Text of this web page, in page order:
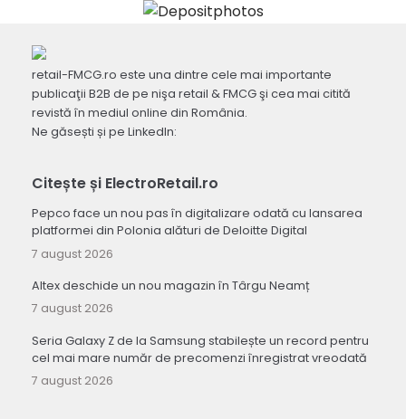
retail-FMCG.ro este una dintre cele mai importante
publicaţii B2B de pe nişa retail & FMCG şi cea mai citită
revistă în mediul online din România.
Ne găsești și pe LinkedIn:
Citește și ElectroRetail.ro
Pepco face un nou pas în digitalizare odată cu lansarea
platformei din Polonia alături de Deloitte Digital
7 august 2026
Altex deschide un nou magazin în Târgu Neamț
7 august 2026
Seria Galaxy Z de la Samsung stabilește un record pentru
cel mai mare număr de precomenzi înregistrat vreodată
7 august 2026